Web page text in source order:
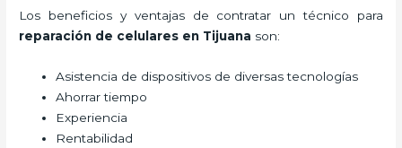
Los beneficios y ventajas de contratar un técnico para
reparación de celulares en Tijuana son:
Asistencia de dispositivos de diversas tecnologías
Ahorrar tiempo
Experiencia
Rentabilidad